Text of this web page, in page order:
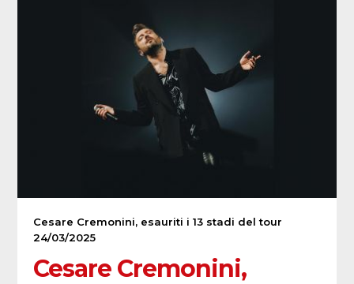
Cesare Cremonini, esauriti i 13 stadi del tour
24/03/2025
Cesare Cremonini,